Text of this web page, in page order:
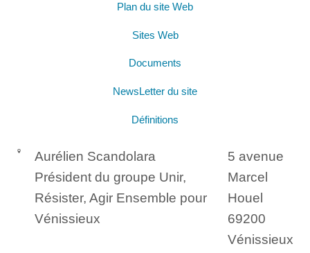
Plan du site Web
Sites Web
Documents
NewsLetter du site
Définitions
Aurélien Scandolara
Président du groupe Unir,
Résister, Agir Ensemble pour
Vénissieux
5 avenue
Marcel
Houel
69200
Vénissieux